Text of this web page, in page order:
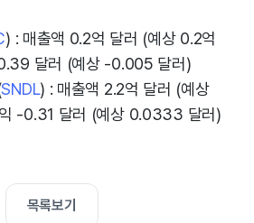
) : 매출액 0.2억 달러 (예상 0.2억
달러 (예상 -0.005 달러)
SNDL) : 매출액 2.2억 달러 (예상
-0.31 달러 (예상 0.0333 달러)
목록보기